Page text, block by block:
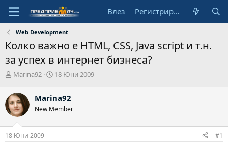
Влез Регистрирай се
Web Development
Колко важно е HTML, CSS, Java script и т.н.
за успех в интернет бизнеса?
А
т
о
р
Marina92
Н
а
л
а
18 Юни 2009
Marina92
New Member
18 Юни 2009 #1